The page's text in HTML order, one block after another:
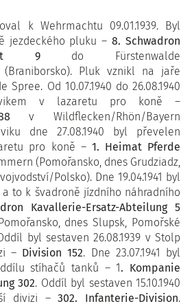
k Wehrmachtu 09.01.1939. Byl
jezdeckého pluku –8. Schwadron
9do Fürstenwalde
(Braniborsko). Pluk vznikl na jaře
Spree. Od 10.07.1940 do 26.08.1940
v lazaretu pro koně –
v Wildflecken/Rhön/Bayern
dne 27.08.1940 byl převelen
pro koně – 1. Heimat Pferde
(Pomořansko, dnes Grudziadz,
Polsko). Dne 19.04.1941 byl
to k švadroně jízdního náhradního
Kavallerie-Ersatz-Abteilung 5
dnes Slupsk, Pomořské
byl sestaven 26.08.1939 v Stolp
– Division 152. Dne 23.07.1941 byl
stíhačů tanků – 1. Kompanie
302. Oddíl byl sestaven 15.10.1940
divizi –302. Infanterie-Division.